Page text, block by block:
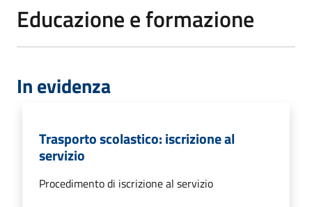
Educazione e formazione
In evidenza
Trasporto scolastico: iscrizione al
servizio
Procedimento di iscrizione al servizio